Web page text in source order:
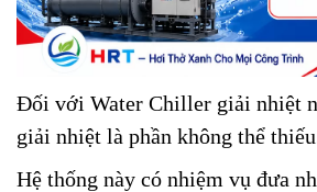
Đối với Water Chiller giải nhiệt
giải nhiệt là phần không thể
Hệ thống này có nhiệm vụ đưa